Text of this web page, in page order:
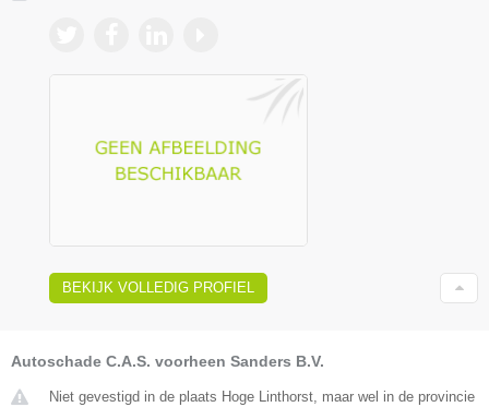
BEKIJK VOLLEDIG PROFIEL
Autoschade C.A.S. voorheen Sanders B.V.
Niet gevestigd in de plaats Hoge Linthorst, maar wel in de provincie